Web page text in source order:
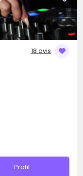
18 avis
Profil